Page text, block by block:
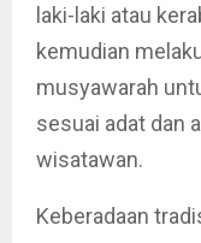
laki-laki atau
kemudian
musyawarah
sesuai adat dan
wisatawan.
Keberadaan